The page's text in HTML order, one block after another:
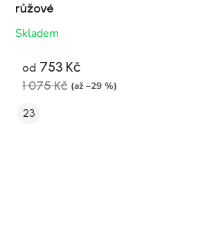
růžové
Skladem
od 753 Kč
1 075 Kč (až –29 %)
23